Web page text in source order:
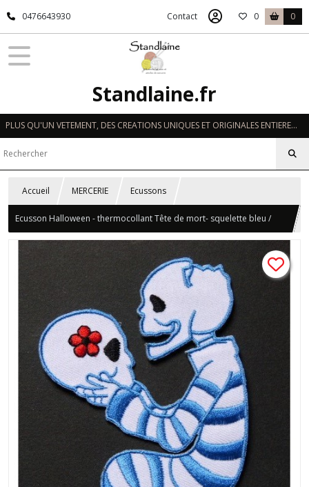
0476643930 Contact 0 0
Standlaine.fr
PLUS QU'UN VETEMENT, DES CREATIONS UNIQUES ET ORIGINALES ENTIEREMENT REALISEES A LA MAIN EN FRANCE
Accueil MERCERIE Ecussons
Ecusson Halloween - thermocollant Tête de mort- squelette bleu /
blanc